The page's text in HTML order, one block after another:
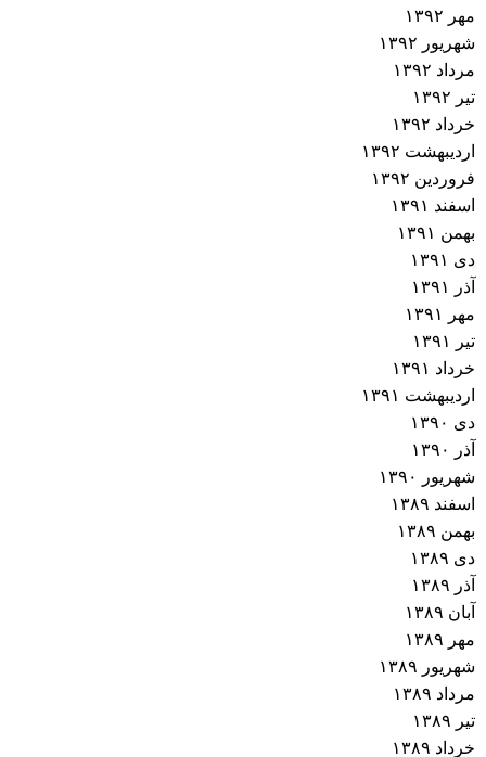
مهر ۱۳۹۲
شهریور ۱۳۹۲
مرداد ۱۳۹۲
تیر ۱۳۹۲
خرداد ۱۳۹۲
اردیبهشت ۱۳۹۲
فروردین ۱۳۹۲
اسفند ۱۳۹۱
بهمن ۱۳۹۱
دی ۱۳۹۱
آذر ۱۳۹۱
مهر ۱۳۹۱
تیر ۱۳۹۱
خرداد ۱۳۹۱
اردیبهشت ۱۳۹۱
دی ۱۳۹۰
آذر ۱۳۹۰
شهریور ۱۳۹۰
اسفند ۱۳۸۹
بهمن ۱۳۸۹
دی ۱۳۸۹
آذر ۱۳۸۹
آبان ۱۳۸۹
مهر ۱۳۸۹
شهریور ۱۳۸۹
مرداد ۱۳۸۹
تیر ۱۳۸۹
خرداد ۱۳۸۹